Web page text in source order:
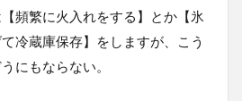
頻繁に火入れをする】とか【氷
冷蔵庫保存】をしますが、こう
にもならない。